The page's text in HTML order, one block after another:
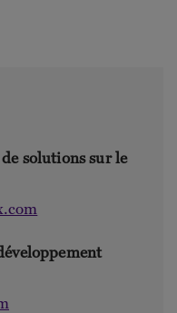
solutions sur le